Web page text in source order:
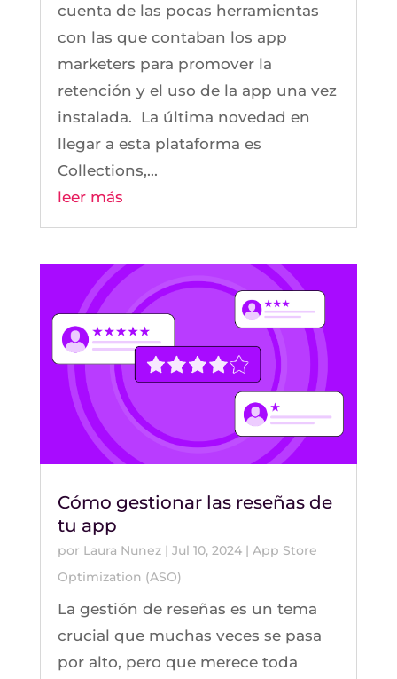
cuenta de las pocas herramientas
con las que contaban los app
marketers para promover la
retención y el uso de la app una vez
instalada. La última novedad en
llegar a esta plataforma es
Collections,...
leer más
Cómo gestionar las reseñas de
tu app
por Laura Nunez| Jul 10, 2024| App Store
Optimization (ASO)
La gestión de reseñas es un tema
crucial que muchas veces se pasa
por alto, pero que merece toda